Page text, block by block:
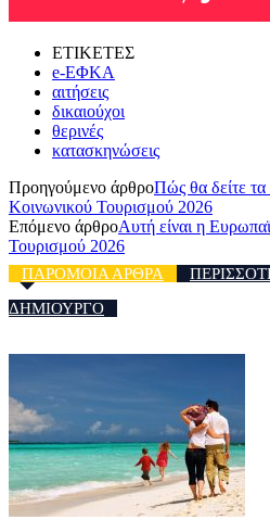
ΕΤΙΚΕΤΕΣ
e-ΕΦΚΑ
αιτήσεις
δικαιούχοι
θερινές
κατασκηνώσεις
Προηγούμενο άρθροΠώς θα δείτε τα
Κοινωνικού Τουρισμού 2026
Επόμενο άρθροΑυτή είναι η
Τουρισμού 2026
ΠΑΡΟΜΟΙΑ ΑΡΘΡΑ
ΔΗΜΙΟΥΡΓΟ